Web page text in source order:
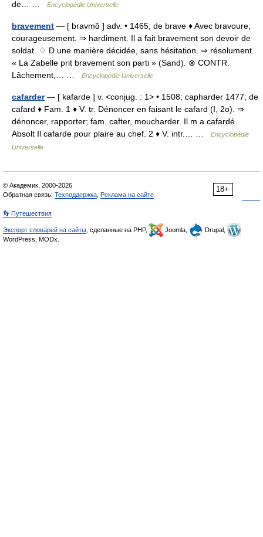
de… …
Encyclopédie Universelle
bravement — [ bravmɑ̃ ] adv. • 1465; de brave ♦ Avec bravoure,
courageusement. ⇒ hardiment. Il a fait bravement son devoir de
soldat. ♢ D une manière décidée, sans hésitation. ⇒ résolument.
« La Zabelle prit bravement son parti » (Sand). ⊗ CONTR.
Lâchement,… …
Encyclopédie Universelle
cafarder— [ kafarde ] v. <conjug. : 1> • 1508; capharder 1477; de
cafard ♦ Fam. 1 ♦ V. tr. Dénoncer en faisant le cafard (I, 2o). ⇒
dénoncer, rapporter; fam. cafter, moucharder. Il m a cafardé.
Absolt Il cafarde pour plaire au chef. 2 ♦ V. intr.… …
Encyclopédie
Universelle
18+
© Академик, 2000-2026
Обратная связь: Техподдержка Реклама на сайте
👣 Путешествия
Экспорт словарей на сайты , сделанные на PHP, Joomla,
Drupal,
WordPress, MODx.